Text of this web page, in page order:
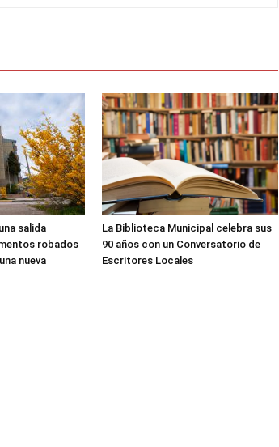
salida
robados
nueva
La Biblioteca Municipal celebra sus
90 años con un Conversatorio de
Escritores Locales